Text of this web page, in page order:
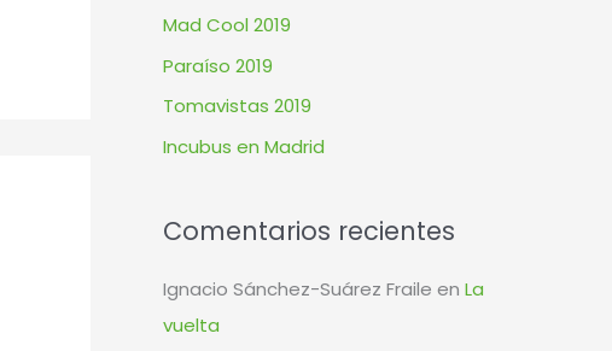
r
:
Mad Cool 2019
Paraíso 2019
Tomavistas 2019
Incubus en Madrid
Comentarios recientes
Ignacio Sánchez-Suárez Fraile en La
vuelta